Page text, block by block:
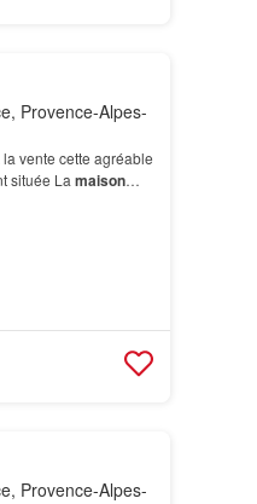
Provence-Alpes-
vente cette agréable
située La maison
Provence-Alpes-